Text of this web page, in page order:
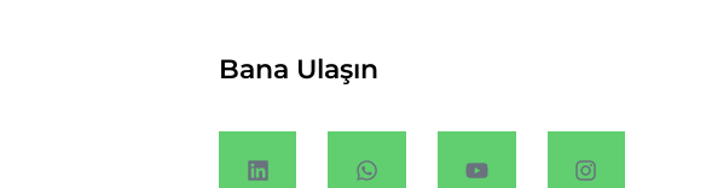
Bana Ulaşın